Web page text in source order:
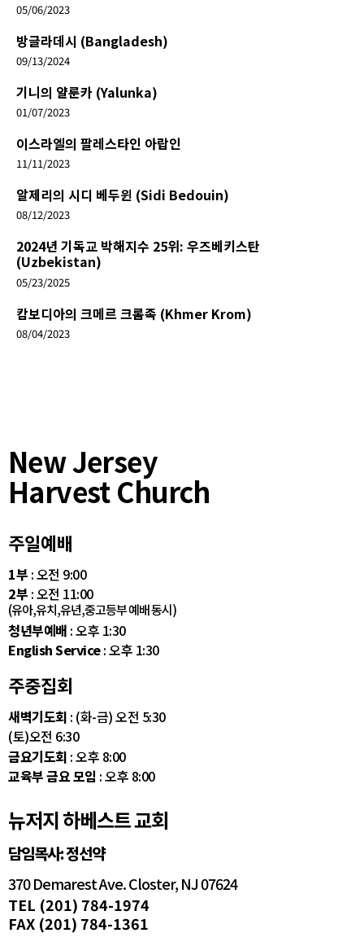
05/06/2023
방글라데시 (Bangladesh)
09/13/2024
기니의 얄룬카 (Yalunka)
01/07/2023
이스라엘의 팔레스타인 아랍인
11/11/2023
알제리의 시디 베두윈 (Sidi Bedouin)
08/12/2023
2024년 기독교 박해지수 25위: 우즈베키스탄
(Uzbekistan)
05/23/2025
캄보디아의 크메르 크롬족 (Khmer Krom)
08/04/2023
New Jersey
Harvest Church
주일예배
1부 : 오전 9:00
2부 : 오전 11:00
(유아,유치,유년,중고등부 예배 동시)
청년부예배 : 오후 1:30
English Service: 오후 1:30
주중집회
새벽기도회 : (화-금) 오전 5:30
(토)오전 6:30
금요기도회 : 오후 8:00
교육부 금요 모임 : 오후 8:00
뉴저지 하베스트 교회
담임목사: 정선약
370 Demarest Ave. Closter, NJ 07624
TEL (201) 784-1974
FAX (201) 784-1361